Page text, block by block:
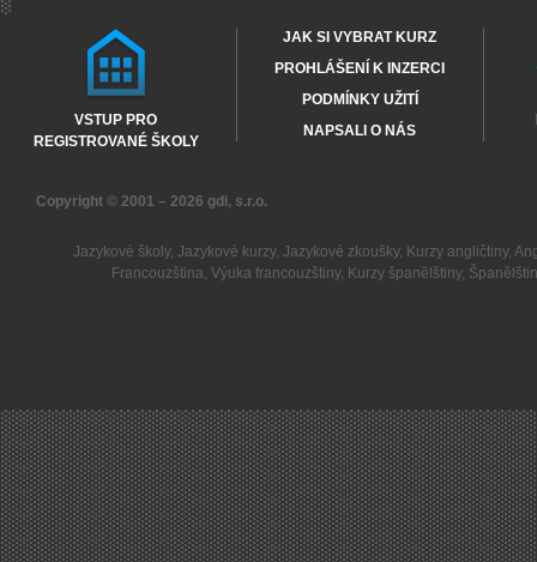
VSTUP PRO
REGISTROVANÉ ŠKOLY
JAK SI VYBRAT KURZ
PROHLÁŠENÍ K INZERCI
PODMÍNKY UŽITÍ
NAPSALI O NÁS
Copyright © 2001 – 2026 gdi, s.r.o.
Jazykové školy, Jazykové kurzy, Jazykové zkoušky, Kurzy angličtiny,
Francouzština,Výuka francouzštiny, Kurzy španělštiny,